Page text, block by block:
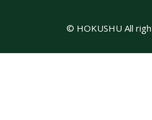
© HOKUSHU All